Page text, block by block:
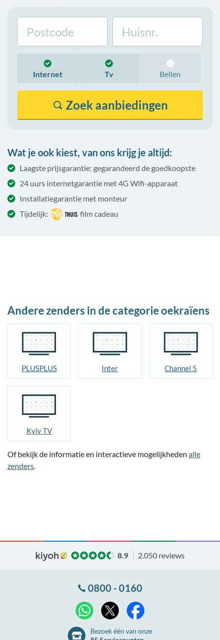
Internet Tv Bellen
Zoek aanbiedingen
Wat je ook kiest, van ons krijg je altijd:
Laagste prijsgarantie: gegarandeerd de goedkoopste
24 uurs internetgarantie met 4G Wifi-apparaat
Installatiegarantie met monteur
Tijdelijk:
film cadeau
Andere zenders in de categorie oekraïens
PLUSPLUS Inter Channel 5
Kyiv TV
Of bekijk de informatie en interactieve mogelijkheden alle
zenders.
8.9 2.050 reviews
0800 - 0160
WhatsApp
Bezoek één van onze